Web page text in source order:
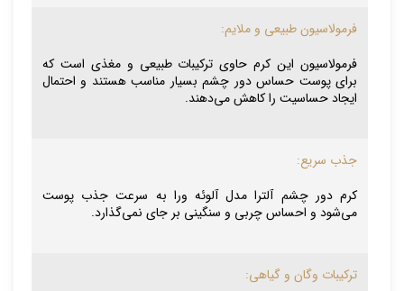
فرمولاسیون طبیعی و ملایم:
فرمولاسیون این کرم حاوی ترکیبات طبیعی و مغذی است که
برای پوست حساس دور چشم بسیار مناسب هستند و احتمال
ایجاد حساسیت را کاهش می‌دهند.
جذب سریع:
کرم دور چشم آلترا مدل آلوئه ورا به سرعت جذب پوست
می‌شود و احساس چربی و سنگینی بر جای نمی‌گذارد.
ترکیبات وگان و گیاهی: